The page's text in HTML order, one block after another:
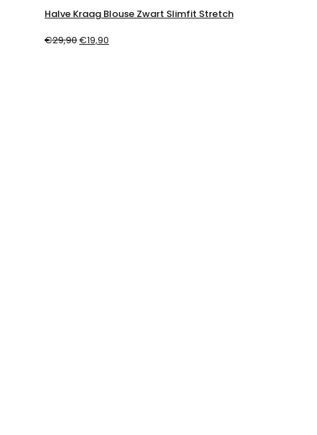
Halve Kraag Blouse Zwart Slimfit Stretch
€29,90€19,90